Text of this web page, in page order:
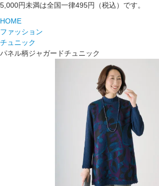
5,000円未満は全国一律495円（税込）です。
HOME
ファッション
チュニック
パネル柄ジャガードチュニック